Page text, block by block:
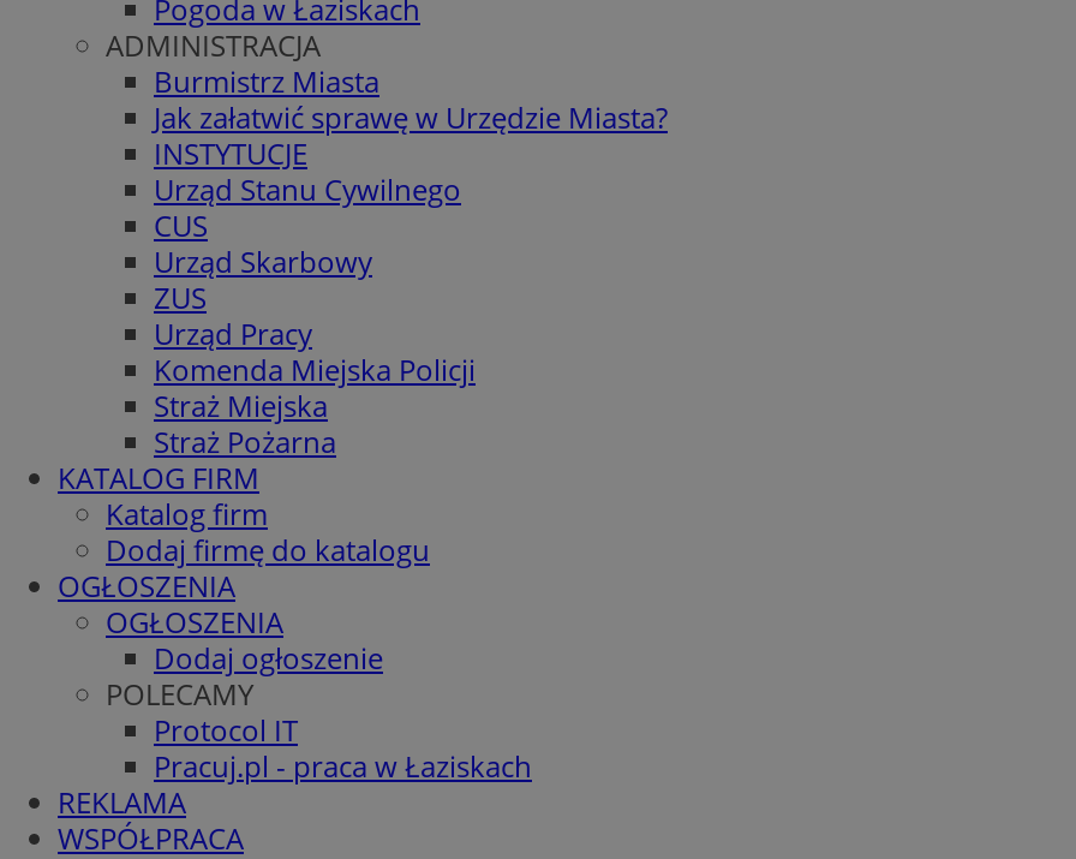
Pogoda w Łaziskach
ADMINISTRACJA
Burmistrz Miasta
Jak załatwić sprawę w Urzędzie Miasta?
INSTYTUCJE
Urząd Stanu Cywilnego
CUS
Urząd Skarbowy
ZUS
Urząd Pracy
Komenda Miejska Policji
Straż Miejska
Straż Pożarna
KATALOG FIRM
Katalog firm
Dodaj firmę do katalogu
OGŁOSZENIA
OGŁOSZENIA
Dodaj ogłoszenie
POLECAMY
Protocol IT
Pracuj.pl - praca w Łaziskach
REKLAMA
WSPÓŁPRACA